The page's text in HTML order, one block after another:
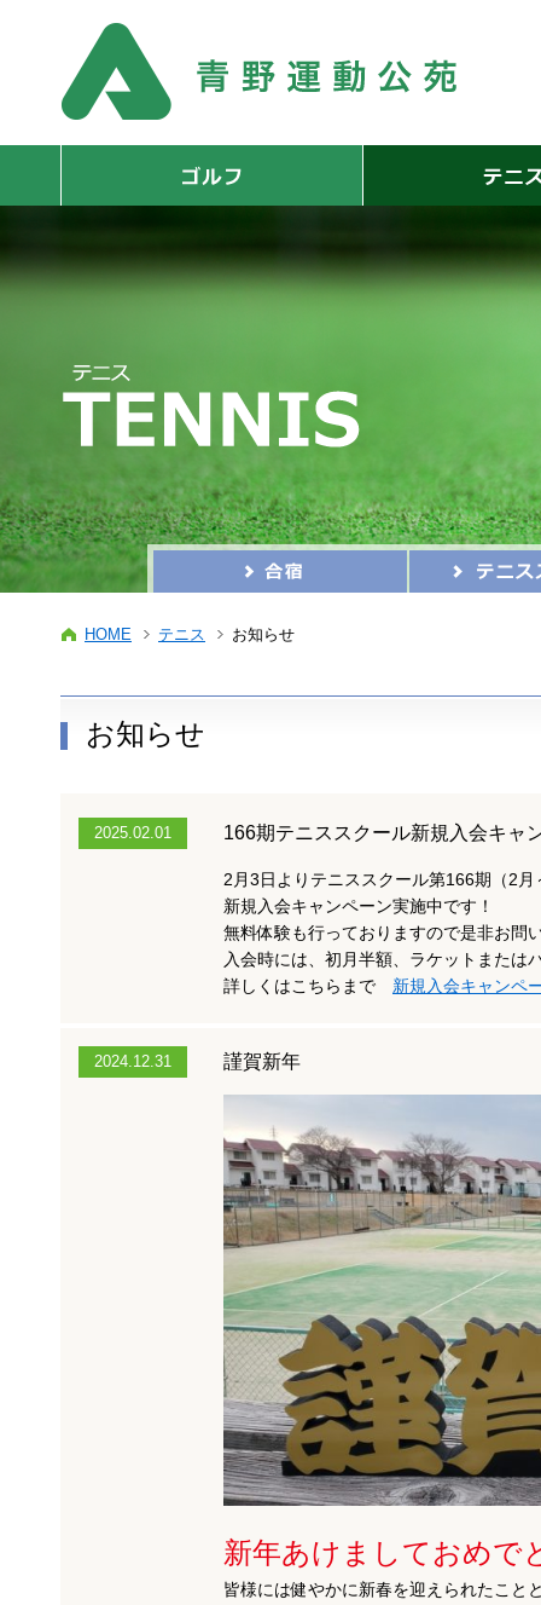
HOME テニス お知らせ
お知らせ
2025.02.01 166期テニススクール新規入会キャ
2月3日よりテニススクール第166期（2
新規入会キャンペーン実施中です！
無料体験も行っておりますので是非お問
入会時には、初月半額、ラケットまたは
詳しくはこちらまで 新規入会キャンペ
2024.12.31 謹賀新年
新年あけましておめで
皆様には健やかに新春を迎えられたこと